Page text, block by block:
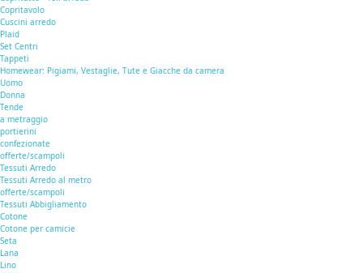
Copritavolo
Cuscini arredo
Plaid
Set Centri
Tappeti
Homewear: Pigiami, Vestaglie, Tute e Giacche da camera
Uomo
Donna
Tende
a metraggio
portierini
confezionate
offerte/scampoli
Tessuti Arredo
Tessuti Arredo al metro
offerte/scampoli
Tessuti Abbigliamento
Cotone
Cotone per camicie
Seta
Lana
Lino